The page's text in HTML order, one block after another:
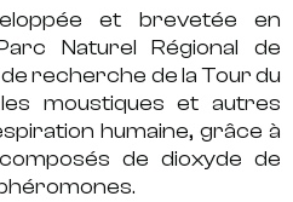
et brevetée en
Naturel Régional de
recherche de la Tour du
moustiques et autres
humaine, grâce à
de dioxyde de